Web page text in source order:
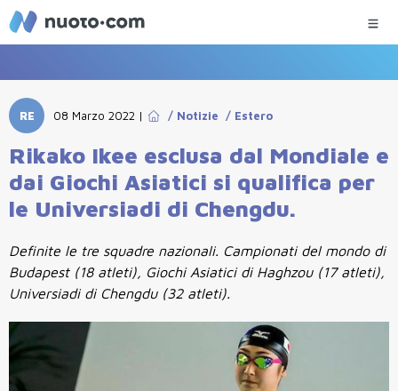
RE 08 Marzo 2022 | / Notizie / Estero
Rikako Ikee esclusa dal Mondiale e
dai Giochi Asiatici si qualifica per
le Universiadi di Chengdu.
Definite le tre squadre nazionali. Campionati del mondo di
Budapest (18 atleti), Giochi Asiatici di Haghzou (17 atleti),
Universiadi di Chengdu (32 atleti).